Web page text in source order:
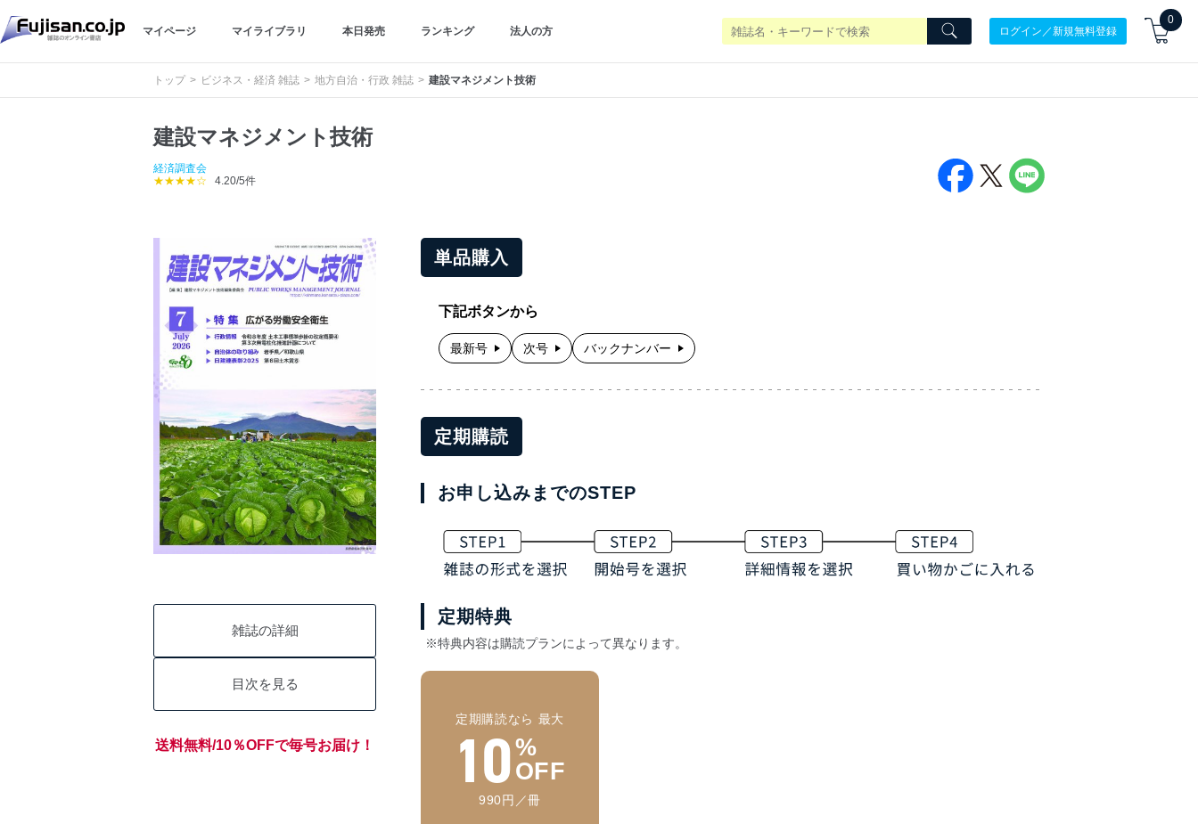
マイページ マイライブラリ 本日発売 ランキング 法人の方 ログイン／新規無料登録
0
トップ ビジネス・経済 雑誌 地方自治・行政 雑誌 建設マネジメント技術
建設マネジメント技術
経済調査会
★★★★☆
4.20/5件
雑誌の詳細
目次を見る
送料無料/10％OFFで毎号お届け！
単品購入
下記ボタンから
最新号 次号 バックナンバー
定期購読
お申し込みまでのSTEP
定期特典
※特典内容は購読プランによって異なります。
定期購読なら 最大
10%
OFF
990円／冊